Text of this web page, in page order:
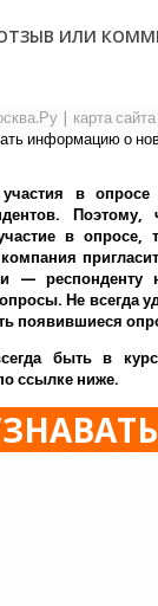
ИЛИ
карта сайта
информацию о
в опросе
в
компания
— респонденту
Не всегда
появившиеся
быть в
ссылке ниже.